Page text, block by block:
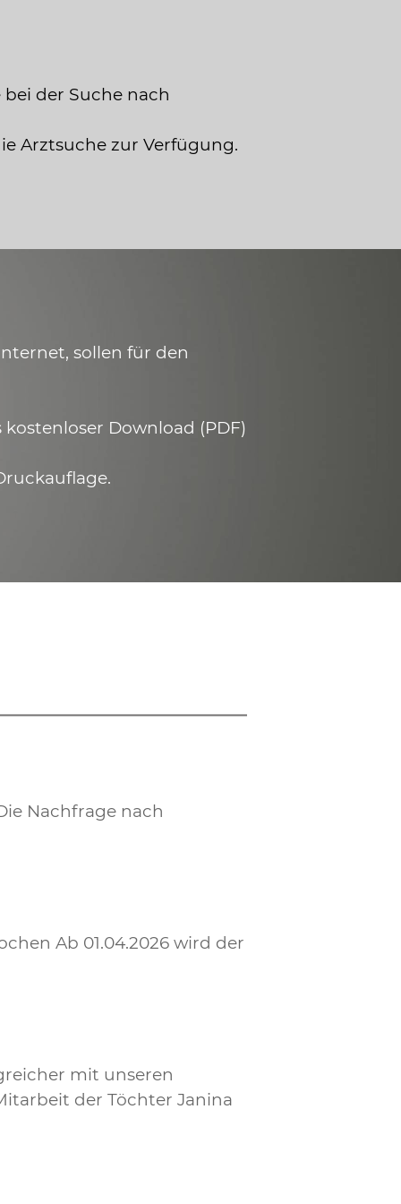
der Suche nach
Arztsuche zur Verfügung.
sollen für den
Download (PDF)
Nachfrage nach
Ab 01.04.2026 wird der
mit unseren
der Töchter Janina